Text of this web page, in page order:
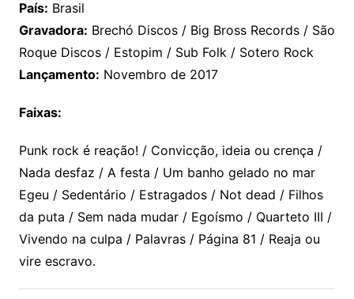
País: Brasil
Gravadora: Brechó Discos / Big Bross Records / São
Roque Discos / Estopim / Sub Folk / Sotero Rock
Lançamento: Novembro de 2017
Faixas:
Punk rock é reação! / Convicção, ideia ou crença /
Nada desfaz / A festa / Um banho gelado no mar
Egeu / Sedentário / Estragados / Not dead / Filhos
da puta / Sem nada mudar / Egoísmo / Quarteto III /
Vivendo na culpa / Palavras / Página 81 / Reaja ou
vire escravo.